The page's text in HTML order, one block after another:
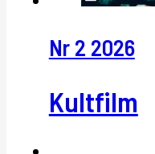
Nr 2 2026
Kultfilm